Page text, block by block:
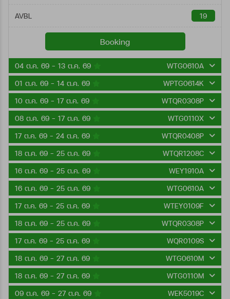
AVBL 19
Booking
04 ต.ค. 69 - 13 ต.ค. 69
WTG0610A
01 ต.ค. 69 - 14 ต.ค. 69
WPTG0614K
10 ต.ค. 69 - 17 ต.ค. 69
WTQR0308P
08 ต.ค. 69 - 17 ต.ค. 69
WTG0110X
17 ต.ค. 69 - 24 ต.ค. 69
WTQR0408P
18 ต.ค. 69 - 25 ต.ค. 69
WTQR1208C
16 ต.ค. 69 - 25 ต.ค. 69
WEY1910A
16 ต.ค. 69 - 25 ต.ค. 69
WTG0610A
17 ต.ค. 69 - 25 ต.ค. 69
WTEY0109F
18 ต.ค. 69 - 25 ต.ค. 69
WTQR0308P
17 ต.ค. 69 - 25 ต.ค. 69
WQR0109S
18 ต.ค. 69 - 27 ต.ค. 69
WTG0610M
18 ต.ค. 69 - 27 ต.ค. 69
WTG0110M
09 ต.ค. 69 - 27 ต.ค. 69
WEK5019C